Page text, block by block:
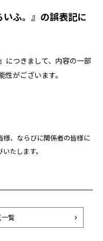
ふ。』の誤表記に
につきまして、内容の一部
がございます。
、ならびに関係者の皆様に
たします。
覧